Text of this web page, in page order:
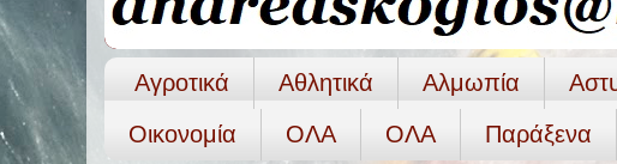
Αγροτικά Αθλητικά Αλμωπία
Οικονομία
ΟΛΑ ΟΛA Παράξενα